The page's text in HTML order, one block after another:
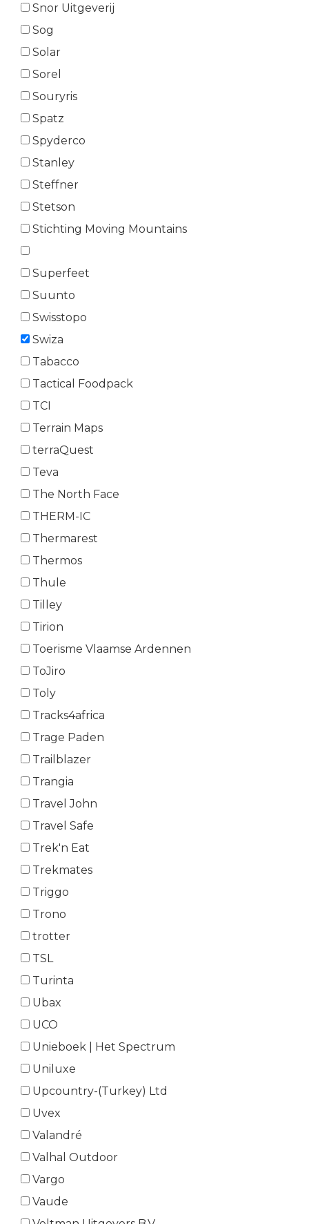
Snor Uitgeverij
Sog
Solar
Sorel
Souryris
Spatz
Spyderco
Stanley
Steffner
Stetson
Stichting Moving Mountains
Superfeet
Suunto
Swisstopo
Swiza
Tabacco
Tactical Foodpack
TCI
Terrain Maps
terraQuest
Teva
The North Face
THERM-IC
Thermarest
Thermos
Thule
Tilley
Tirion
Toerisme Vlaamse Ardennen
ToJiro
Toly
Tracks4africa
Trage Paden
Trailblazer
Trangia
Travel John
Travel Safe
Trek'n Eat
Trekmates
Triggo
Trono
trotter
TSL
Turinta
Ubax
UCO
Unieboek | Het Spectrum
Uniluxe
Upcountry-(Turkey) Ltd
Uvex
Valandré
Valhal Outdoor
Vargo
Vaude